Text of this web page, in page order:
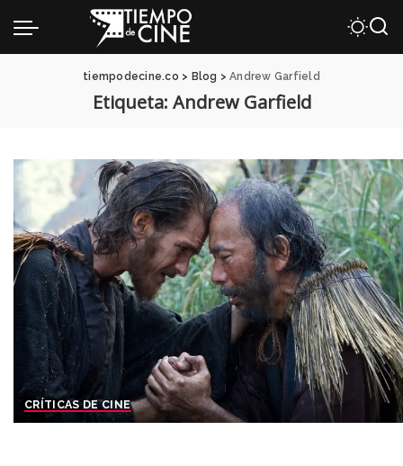
tiempodecine.co > Blog >Andrew Garfield
Etiqueta: Andrew Garfield
CRÍTICAS DE CINE